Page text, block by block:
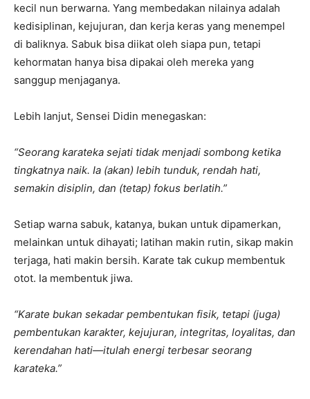
kecil nun berwarna. Yang membedakan nilainya adalah
kedisiplinan, kejujuran, dan kerja keras yang menempel
di baliknya. Sabuk bisa diikat oleh siapa pun, tetapi
kehormatan hanya bisa dipakai oleh mereka yang
sanggup menjaganya.
Lebih lanjut, Sensei Didin menegaskan:
“Seorang karateka sejati tidak menjadi sombong ketika
tingkatnya naik. Ia (akan) lebih tunduk, rendah hati,
semakin disiplin, dan (tetap) fokus berlatih.”
Setiap warna sabuk, katanya, bukan untuk dipamerkan,
melainkan untuk dihayati; latihan makin rutin, sikap makin
terjaga, hati makin bersih. Karate tak cukup membentuk
otot. Ia membentuk jiwa.
“Karate bukan sekadar pembentukan fisik, tetapi (juga)
pembentukan karakter, kejujuran, integritas, loyalitas, dan
kerendahan hati—itulah energi terbesar seorang
karateka.”